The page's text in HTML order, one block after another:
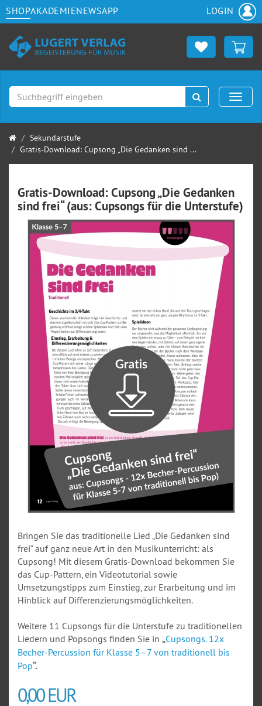
SHOPAKADEMIENEWSAPP LOGIN
Suchen
Startseite
Sekundarstufe
Gratis-Download: Cupsong „Die Gedanken sind ...
Gratis-Download: Cupsong „Die Gedanken
sind frei“ (aus: Cupsongs für die Unterstufe)
Bringen Sie das traditionelle Lied „Die Gedanken sind
frei“ auf ganz neue Art in den Musikunterricht: als
Cupsong! Mit diesem Gratis-Download bekommen Sie
das Cup-Pattern, ein Videotutorial sowie
Umsetzungstipps zum Einstieg, zur Erarbeitung und im
Hinblick auf Differenzierungsmöglichkeiten.
Weitere 11 Cupsongs für die Unterstufe zu traditionellen
Liedern und Popsongs finden Sie in „Cupsongs. 12x
Becher-Percussion für Klasse 5–7 von traditionell bis
Pop“.
0,00 EUR